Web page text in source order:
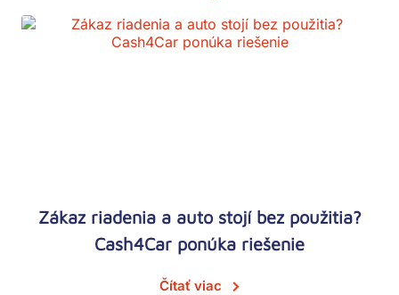
Zákaz riadenia a auto stojí bez použitia?
Cash4Car ponúka riešenie
Čítať viac